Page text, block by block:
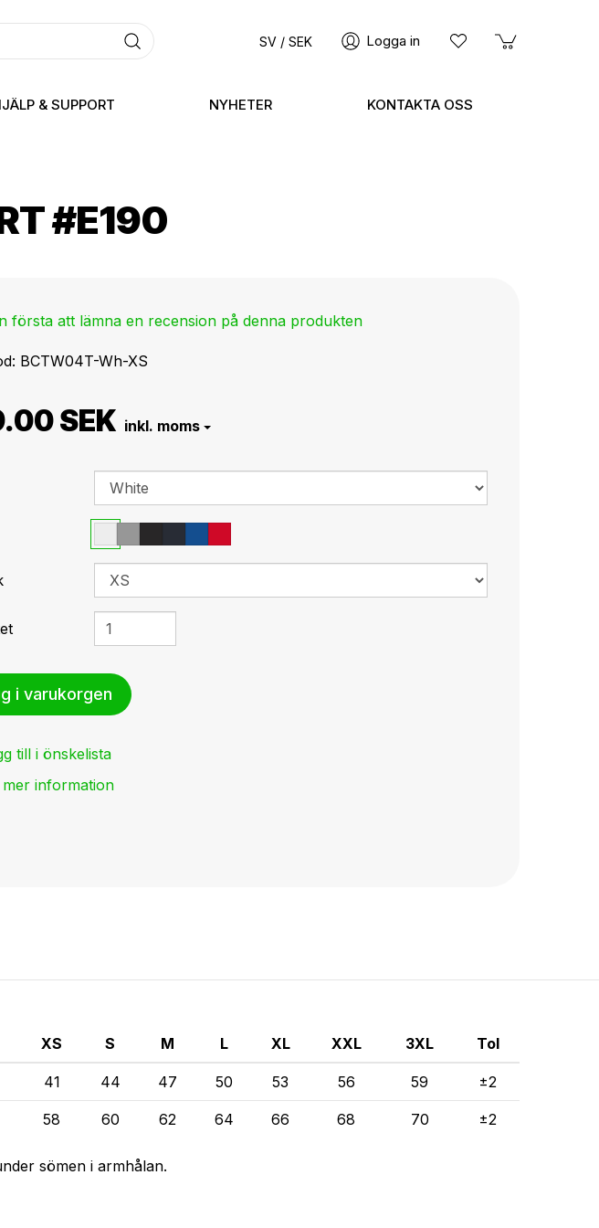
SV / SEK Logga in
& SUPPORT NYHETER KONTAKTA OSS
#E190
första att lämna en recension på denna produkten
BCTW04T-Wh-XS
SEK
i varukorgen
till i önskelista
mer information
XS S M L XL XXL 3XL Tol
41 44 47 50 53 56 59 ±2
58 60 62 64 66 68 70 ±2
sömen i armhålan.